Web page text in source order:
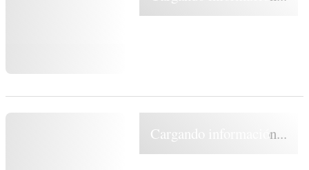
Cargando información...